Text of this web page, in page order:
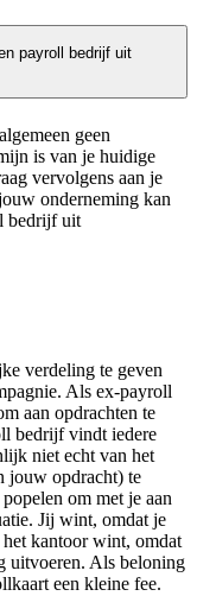
payroll bedrijf uit
geen
is van je huidige
vervolgens aan je
onderneming kan
bedrijf uit
verdeling te geven
Als ex-payroll
aan opdrachten te
bedrijf vindt iedere
niet echt van het
jouw opdracht) te
om met je aan
Jij wint, omdat je
kantoor wint, omdat
uitvoeren. Als beloning
een kleine fee.